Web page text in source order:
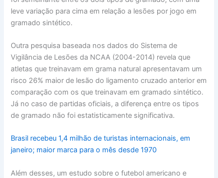
leve variação para cima em relação a lesões por jogo em
gramado sintético.
Outra pesquisa baseada nos dados do Sistema de
Vigilância de Lesões da NCAA (2004-2014) revela que
atletas que treinavam em grama natural apresentavam um
risco 26% maior de lesão do ligamento cruzado anterior em
comparação com os que treinavam em gramado sintético.
Já no caso de partidas oficiais, a diferença entre os tipos
de gramado não foi estatisticamente significativa.
Brasil recebeu 1,4 milhão de turistas internacionais, em
janeiro; maior marca para o mês desde 1970
Além desses, um estudo sobre o futebol americano e